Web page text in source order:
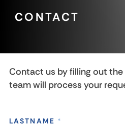
CONTACT
Contact us by filling out
team will process your
LASTNAME *